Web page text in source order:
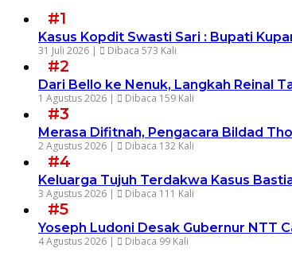
#1
Kasus Kopdit Swasti Sari : Bupati
31 Juli 2026 | Dibaca 573 Kali
#2
Dari Bello ke Nenuk, Langkah Reinal
1 Agustus 2026 | Dibaca 159 Kali
#3
Merasa Difitnah, Pengacara Bildad
2 Agustus 2026 | Dibaca 132 Kali
#4
Keluarga Tujuh Terdakwa Kasus
3 Agustus 2026 | Dibaca 111 Kali
#5
Yoseph Ludoni Desak Gubernur NTT
4 Agustus 2026 | Dibaca 99 Kali